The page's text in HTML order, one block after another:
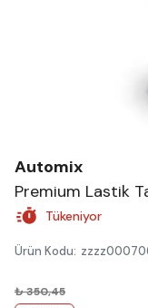
Automix
Premium Lastik
Tükeniyor
Ürün Kodu:
₺ 350,45